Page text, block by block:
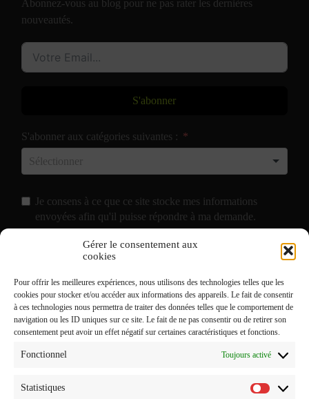
Gérer le consentement aux
cookies
Pour offrir les meilleures expériences, nous utilisons des technologies telles que les
cookies pour stocker et/ou accéder aux informations des appareils. Le fait de consentir
à ces technologies nous permettra de traiter des données telles que le comportement de
navigation ou les ID uniques sur ce site. Le fait de ne pas consentir ou de retirer son
consentement peut avoir un effet négatif sur certaines caractéristiques et fonctions.
Fonctionnel Toujours activé
Statistiques
Abonnez-vous au blog pour ne pas rater les dernières
nouveautés.
S'abonner
S'abonner aux catégories suivantes :
Je consens à ce que ce site stocke mes informations
envoyées afin qu'il puisse répondre à ma demande.
J'accepte de recevoir vos e-mails et confirme avoir pris
Mentions Légales.